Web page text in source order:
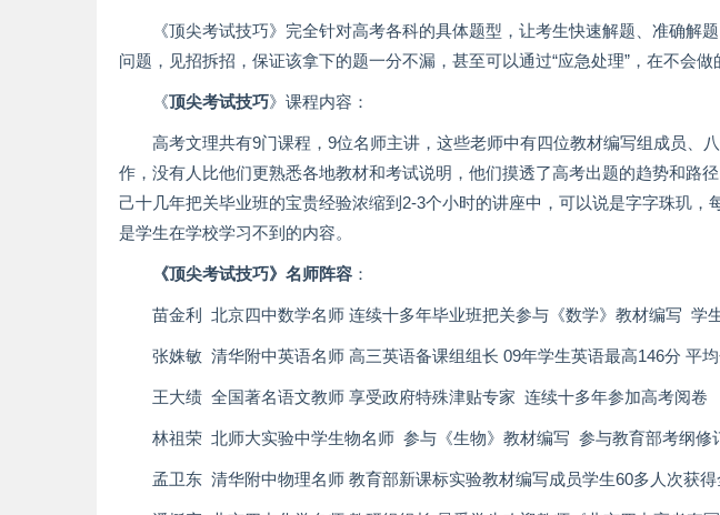
《顶尖考试技巧》完全针对高考各科的具体题型，让考生快速解题、准确解
问题，见招拆招，保证该拿下的题一分不漏，甚至可以通过“应急处理”，在不会做
《顶尖考试技巧》课程内容：
高考文理共有9门课程，9位名师主讲，这些老师中有四位教材编写组成员、
作，没有人比他们更熟悉各地教材和考试说明，他们摸透了高考出题的趋势和路
己十几年把关毕业班的宝贵经验浓缩到2-3个小时的讲座中，可以说是字字珠玑，
是学生在学校学习不到的内容。
《顶尖考试技巧》名师阵容 ：
苗金利 北京四中数学名师 连续十多年毕业班把关参与《数学》教材编写 学
张姝敏 清华附中英语名师 高三英语备课组组长 09年学生英语最高146分 平
王大绩 全国著名语文教师 享受政府特殊津贴专家 连续十多年参加高考阅卷
林祖荣 北师大实验中学生物名师 参与《生物》教材编写 参与教育部考纲修
孟卫东 清华附中物理名师 教育部新课标实验教材编写成员学生60多人次获